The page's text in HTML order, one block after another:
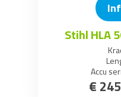
Stihl HLA
Accu
€ 245